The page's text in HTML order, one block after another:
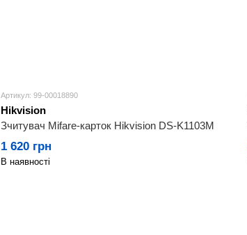
Артикул: 99-00018890
Hikvision
Зчитувач Mifare-карток Hikvision DS-K1103M
1 620 грн
В наявності